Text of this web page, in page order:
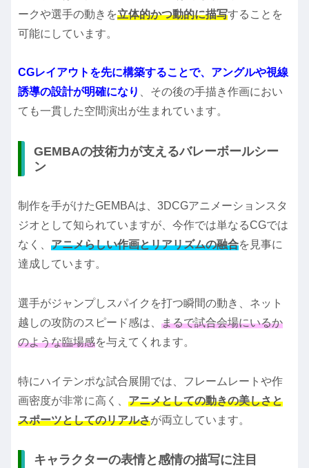
ークや選手の動きを立体的かつ動的に描写することを
可能にしています。
CGレイアウトを先に構築することで、アングルや視線
誘導の設計が明確になり
、その後の手描き作画におい
ても一貫した空間演出が生まれています。
GEMBAの技術力が支えるバレーボールシー
ン
制作を手がけたGEMBAは、3DCGアニメーションスタ
ジオとして知られていますが、今作では単なるCGでは
なく、 アニメらしい作画とリアリズムの融合を見事に
達成しています。
選手がジャンプしスパイクを打つ瞬間の動き、ネット
越しの攻防のスピード感は、 まるで試合会場にいるか
のような臨場感を与えてくれます。
特にハイテンポな試合展開では、フレームレートや作
画密度が非常に高く、 アニメとしての動きの美しさと
スポーツとしてのリアルさが両立しています。
キャラクターの表情と感情の描写に注目